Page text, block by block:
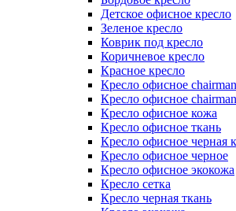
Детское офисное кресло
Зеленое кресло
Коврик под кресло
Коричневое кресло
Красное кресло
Кресло офисное chairman
Кресло офисное
Кресло офисное кожа
Кресло офисное ткань
Кресло офисное черная
Кресло офисное черное
Кресло офисное экокожа
Кресло сетка
Кресло черная ткань